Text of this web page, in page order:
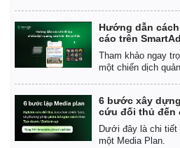
Hướng dẫn
cáo trên
Tham khảo ngay
một chiến dịch
6 bước xây
cứu đối thủ đến
Dưới đây là chi tiết
một Media Plan.